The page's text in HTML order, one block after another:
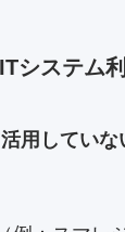
システム
用してい